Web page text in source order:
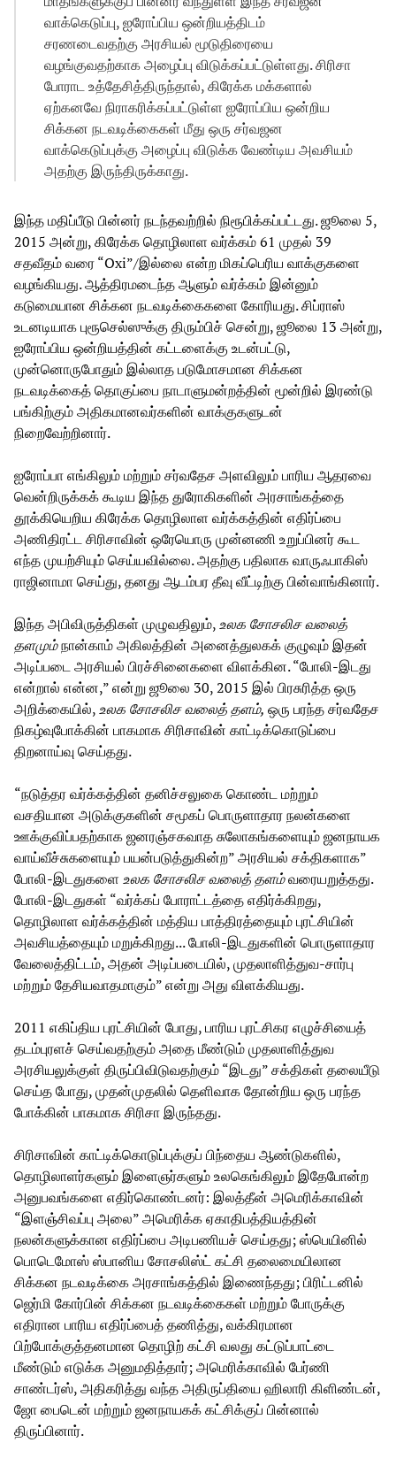
வாக்கெடுப்பு, ஐரோப்பிய ஒன்றியத்திடம்
சரணடைவதற்கு அரசியல் மூடுதிரையை
வழங்குவதற்காக அழைப்பு விடுக்கப்பட்டுள்ளது. சிரிசா
போராட உத்தேசித்திருந்தால், கிரேக்க மக்களால்
ஏற்கனவே நிராகரிக்கப்பட்டுள்ள ஐரோப்பிய ஒன்றிய
சிக்கன நடவடிக்கைகள் மீது ஒரு சர்வஜன
வாக்கெடுப்புக்கு அழைப்பு விடுக்க வேண்டிய அவசியம்
அதற்கு இருந்திருக்காது.
இந்த மதிப்பீடு பின்னர் நடந்தவற்றில் நிரூபிக்கப்பட்டது. ஜூலை 5,
2015 அன்று, கிரேக்க தொழிலாள வர்க்கம் 61 முதல் 39
சதவீதம் வரை “Oxi”/இல்லை என்ற மிகப்பெரிய வாக்குகளை
வழங்கியது. ஆத்திரமடைந்த ஆளும் வர்க்கம் இன்னும்
கடுமையான சிக்கன நடவடிக்கைகளை கோரியது. சிப்ராஸ்
உடனடியாக புரூசெல்ஸுக்கு திரும்பிச் சென்று, ஜூலை 13 அன்று,
ஐரோப்பிய ஒன்றியத்தின் கட்டளைக்கு உடன்பட்டு,
முன்னொருபோதும் இல்லாத படுமோசமான சிக்கன
நடவடிக்கைத் தொகுப்பை நாடாளுமன்றத்தின் மூன்றில் இரண்டு
பங்கிற்கும் அதிகமானவர்களின் வாக்குகளுடன்
நிறைவேற்றினார்.
ஐரோப்பா எங்கிலும் மற்றும் சர்வதேச அளவிலும் பாரிய ஆதரவை
வென்றிருக்கக் கூடிய இந்த துரோகிகளின் அரசாங்கத்தை
தூக்கியெறிய கிரேக்க தொழிலாள வர்க்கத்தின் எதிர்ப்பை
அணிதிரட்ட சிரிசாவின் ஒரேயொரு முன்னணி உறுப்பினர் கூட
எந்த முயற்சியும் செய்யவில்லை. அதற்கு பதிலாக வாருஃபாகிஸ்
ராஜினாமா செய்து, தனது ஆடம்பர தீவு வீட்டிற்கு பின்வாங்கினார்.
இந்த அபிவிருத்திகள் முழுவதிலும்,உலக சோசலிச வலைத்
தளமும்நான்காம் அகிலத்தின் அனைத்துலகக் குழுவும் இதன்
அடிப்படை அரசியல் பிரச்சினைகளை விளக்கின. “போலி-இடது
என்றால் என்ன,” என்று ஜூலை 30, 2015 இல் பிரசுரித்த ஒரு
அறிக்கையில்,உலக சோசலிச வலைத் தளம், ஒரு பரந்த சர்வதேச
நிகழ்வுபோக்கின் பாகமாக சிரிசாவின் காட்டிக்கொடுப்பை
திறனாய்வு செய்தது.
“நடுத்தர வர்க்கத்தின் தனிச்சலுகை கொண்ட மற்றும்
வசதியான அடுக்குகளின் சமூகப் பொருளாதார நலன்களை
ஊக்குவிப்பதற்காக ஜனரஞ்சகவாத சுலோகங்களையும் ஜனநாயக
வாய்வீச்சுகளையும் பயன்படுத்துகின்ற” அரசியல் சக்திகளாக”
போலி-இடதுகளை உலக சோசலிச வலைத் தளம்வரையறுத்தது.
போலி-இடதுகள் “வர்க்கப் போராட்டத்தை எதிர்க்கிறது,
தொழிலாள வர்க்கத்தின் மத்திய பாத்திரத்தையும் புரட்சியின்
அவசியத்தையும் மறுக்கிறது... போலி-இடதுகளின் பொருளாதார
வேலைத்திட்டம், அதன் அடிப்படையில், முதலாளித்துவ-சார்பு
மற்றும் தேசியவாதமாகும்” என்று அது விளக்கியது.
2011 எகிப்திய புரட்சியின் போது, பாரிய புரட்சிகர எழுச்சியைத்
தடம்புரளச் செய்வதற்கும் அதை மீண்டும் முதலாளித்துவ
அரசியலுக்குள் திருப்பிவிடுவதற்கும் “இடது” சக்திகள் தலையீடு
செய்த போது, முதன்முதலில் தெளிவாக தோன்றிய ஒரு பரந்த
போக்கின் பாகமாக சிரிசா இருந்தது.
சிரிசாவின் காட்டிக்கொடுப்புக்குப் பிந்தைய ஆண்டுகளில்,
தொழிலாளர்களும் இளைஞர்களும் உலகெங்கிலும் இதேபோன்ற
அனுபவங்களை எதிர்கொண்டனர்: இலத்தீன் அமெரிக்காவின்
“இளஞ்சிவப்பு அலை” அமெரிக்க ஏகாதிபத்தியத்தின்
நலன்களுக்கான எதிர்ப்பை அடிபணியச் செய்தது; ஸ்பெயினில்
பொடெமோஸ் ஸ்பானிய சோசலிஸ்ட் கட்சி தலைமையிலான
சிக்கன நடவடிக்கை அரசாங்கத்தில் இணைந்தது; பிரிட்டனில்
ஜெர்மி கோர்பின் சிக்கன நடவடிக்கைகள் மற்றும் போருக்கு
எதிரான பாரிய எதிர்ப்பைத் தணித்து, வக்கிரமான
பிற்போக்குத்தனமான தொழிற் கட்சி வலது கட்டுப்பாட்டை
மீண்டும் எடுக்க அனுமதித்தார்; அமெரிக்காவில் பேர்ணி
சாண்டர்ஸ், அதிகரித்து வந்த அதிருப்தியை ஹிலாரி கிளிண்டன்,
ஜோ பைடென் மற்றும் ஜனநாயகக் கட்சிக்குப் பின்னால்
திருப்பினார்.